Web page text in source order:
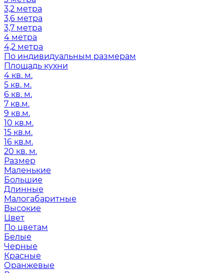
3,2 метра
3,6 метра
3,7 метра
4 метра
4,2 метра
По индивидуальным размерам
Площадь кухни
4 кв. м.
5 кв. м.
6 кв. м.
7 кв.м.
9 кв.м.
10 кв.м.
15 кв.м.
16 кв.м.
20 кв. м.
Размер
Маленькие
Большие
Длинные
Малогабаритные
Высокие
Цвет
По цветам
Белые
Черные
Красные
Оранжевые